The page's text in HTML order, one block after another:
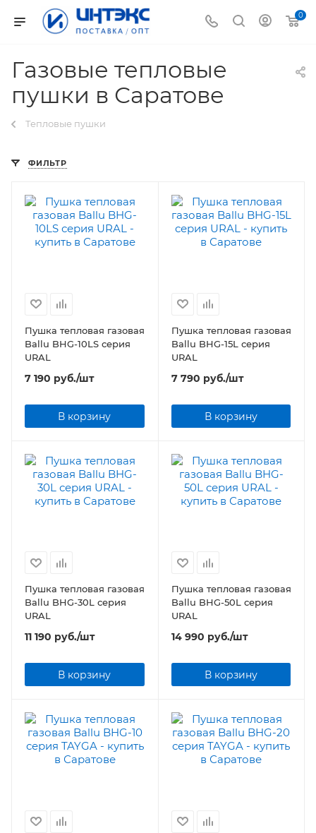
0
Газовые тепловые
пушки в Саратове
Тепловые пушки
ФИЛЬТР
Пушка тепловая газовая
Ballu BHG-10LS серия
URAL
7 190 руб./шт
В корзину
Пушка тепловая газовая
Ballu BHG-15L серия
URAL
7 790 руб./шт
В корзину
Пушка тепловая газовая
Ballu BHG-30L серия
URAL
11 190 руб./шт
В корзину
Пушка тепловая газовая
Ballu BHG-50L серия
URAL
14 990 руб./шт
В корзину